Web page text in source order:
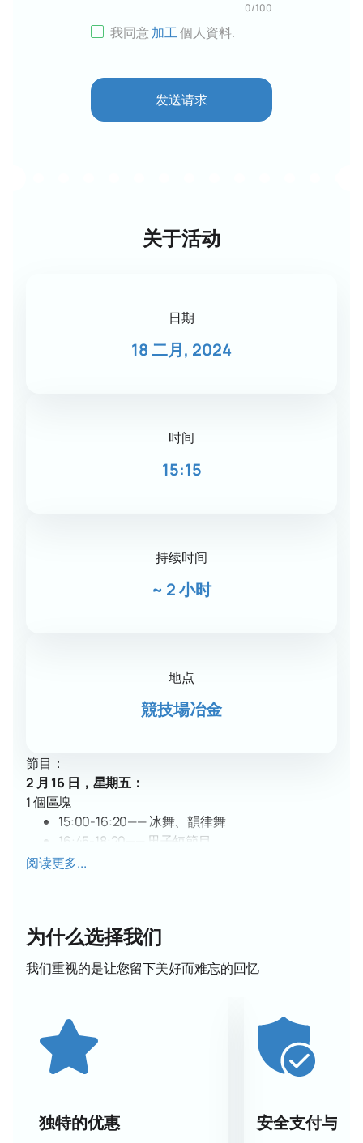
0/100
我同意加工個人資料.
发送请求
关于活动
日期
18 二月, 2024
时间
15:15
持续时间
~ 2 小时
地点
競技場冶金
節目：
2 月 16 日，星期五：
1 個區塊
15:00-16:20—— 冰舞、韻律舞
16:45-18:20—— 男子短節目
區塊2
14:00-15:35—— 冰舞、自由舞
16:00-17:55—— 單人滑冰、男子、自由節目
區塊2
20:05-20:35—— 冰舞及男子頒獎典禮
2 月 18 日，星期日：
1 個區塊
13:30-14:50—— 雙人滑、自由節目
15:15-17:10—— 女子自由節目
17:15-17:45—— 雙人滑及女子頒獎典禮
阅读更多...
为什么选择我们
我们重视的是让您留下美好而难忘的回忆
独特的优惠 安全支付与数